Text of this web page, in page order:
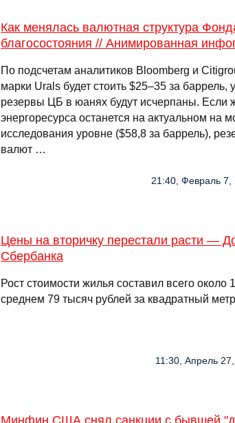
Как менялась валютная структура
благосостояния // Анимированная
По подсчетам аналитиков Bloomberg и
марки Urals будет стоить $25–35 за баррель,
резервы ЦБ в юанях будут исчерпаны. Если
энергоресурса останется на актуальном на
исследования уровне ($58,8 за баррель),
валют …
21:40, Февраль 7,
Цены на вторичку перестали расти —
Сбербанка
Рост стоимости жилья составил всего около
среднем 79 тысяч рублей за квадратный
11:30, Апрель
Минфин США снял санкции с бывшей